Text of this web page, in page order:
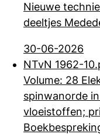
Nieuwe
deeltjes
30-06-2026
NTvN 1962-
Volume: 28
spinwanorde
vloeistoffen;